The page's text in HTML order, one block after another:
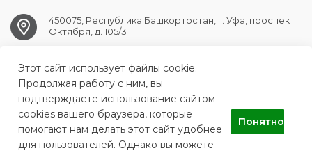
450075, Республика Башкортостан, г. Уфа, проспект
Октября, д. 105/3
ufa.sp2@doctorrb.ru
ГБУЗ РБ Стоматологическая поликлиника №2 г. Уфа
Этот сайт использует файлы cookie.
Продолжая работу с ним, вы
подтверждаете использование сайтом
cookies вашего браузера, которые
помогают нам делать этот сайт удобнее
для пользователей. Однако вы можете
Понятно